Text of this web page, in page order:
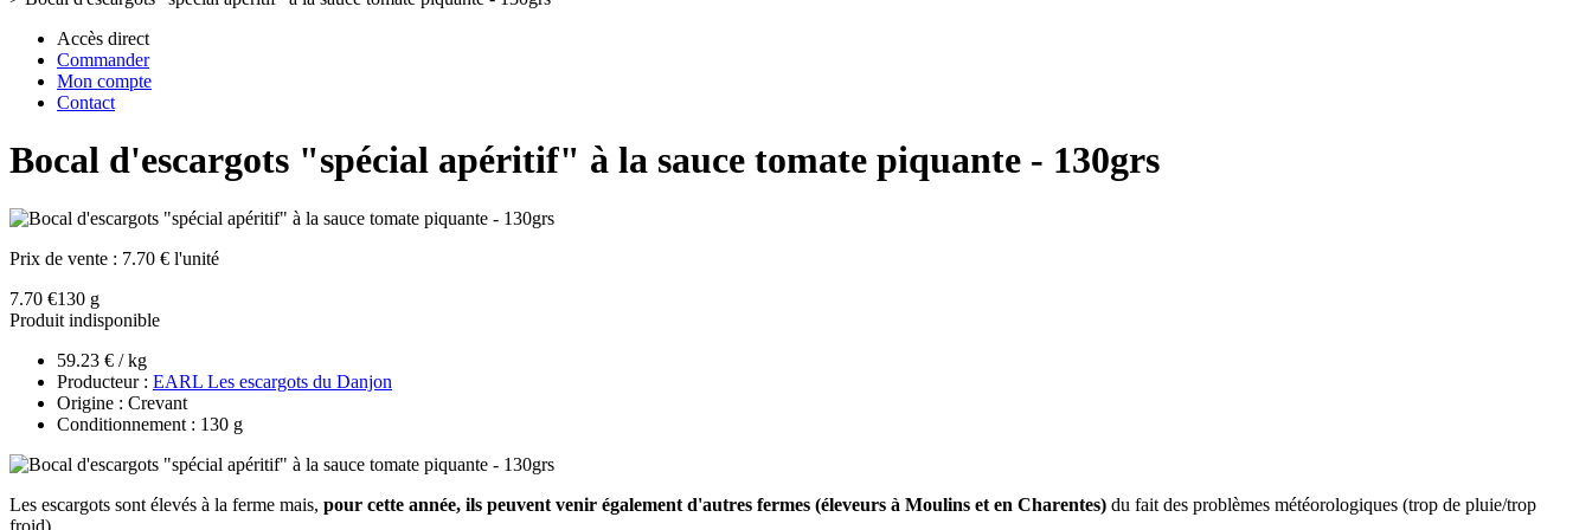
Accès direct
Commander
Mon compte
Contact
Bocal d'escargots "spécial apéritif" à la sauce tomate piquante - 130grs
Prix de vente : 7.70 € l'unité
7.70 €130 g
Produit indisponible
59.23 € / kg
Producteur : EARL Les escargots du Danjon
Origine : Crevant
Conditionnement : 130 g
Les escargots sont élevés à la ferme mais, pour cette année, ils peuvent venir également d'autres fermes (éleveurs à Moulins et en Charentes) du fait des problèmes météorologiques (trop de pluie/trop
froid).